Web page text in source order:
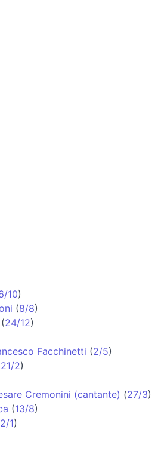
10)
(8/8)
(24/12)
Facchinetti (2/5)
21/2)
Cremonini (cantante) (27/3)
(13/8)
1)